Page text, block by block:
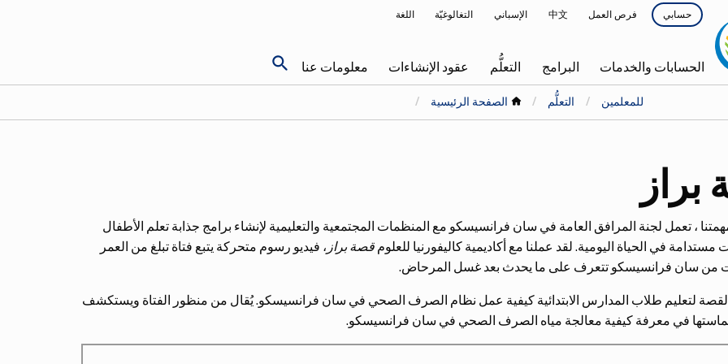
أعلى
القائمة
حسابي فرص العمل 中文 الإسباني التغالوغيّة اللغة
واجهة
التصفح
الرئيسية
الحسابات والخدمات البرامج التعلُّم عقود الإنشاءات معلومات عنا search
الصفحة الرئيسية التعلُّم للمعلمين
، تعمل لجنة المرافق العامة في سان فرانسيسكو مع المنظمات المجتمعية والتعليمية لإنشاء برامج جذابة تعلم الأطفال
مستدامة في الحياة اليومية. لقد عملنا مع أكاديمية كاليفورنيا للعلوم قصة براز ، فيديو رسوم متحركة يتبع فتاة تبلغ من العمر
سان فرانسيسكو تتعرف على ما يحدث بعد غسل المرحاض.
لتعليم طلاب المدارس الابتدائية كيفية عمل نظام الصرف الصحي في سان فرانسيسكو. يُقال من منظور الفتاة ويستكشف
في معرفة كيفية معالجة مياه الصرف الصحي في سان فرانسيسكو.